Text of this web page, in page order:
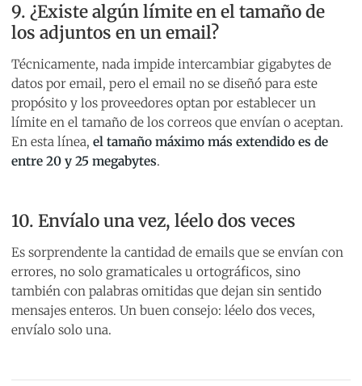
9. ¿Existe algún límite en el tamaño de
los adjuntos en un email?
Técnicamente, nada impide intercambiar gigabytes de
datos por email, pero el email no se diseñó para este
propósito y los proveedores optan por establecer un
límite en el tamaño de los correos que envían o aceptan.
En esta línea, el tamaño máximo más extendido es de
entre 20 y 25 megabytes.
10. Envíalo una vez, léelo dos veces
Es sorprendente la cantidad de emails que se envían con
errores, no solo gramaticales u ortográficos, sino
también con palabras omitidas que dejan sin sentido
mensajes enteros. Un buen consejo: léelo dos veces,
envíalo solo una.